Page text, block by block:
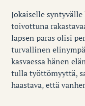
Jokaiselle
toivottuna
lapsen paras olisi
turvallinen
kasvaessa hänen
tulla työttömyyttä,
haastava, että